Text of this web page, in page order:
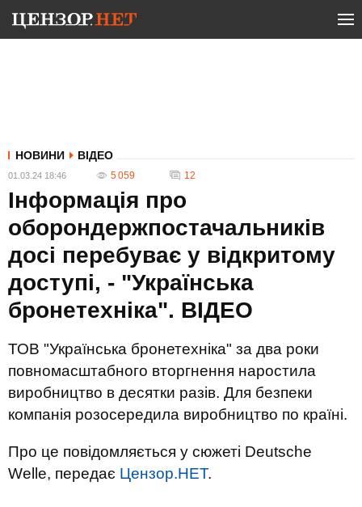
НОВИНИ ВІДЕО
01.03.24 18:46 5 059 12
Інформація про
оборондержпостачальників
досі перебуває у відкритому
доступі, - "Українська
бронетехніка". ВIДЕО
ТОВ "Українська бронетехніка" за два роки
повномасштабного вторгнення наростила
виробництво в десятки разів. Для безпеки
компанія розосередила виробництво по країні.
Про це повідомляється у сюжеті Deutsche
Welle, передає Цензор.НЕТ.